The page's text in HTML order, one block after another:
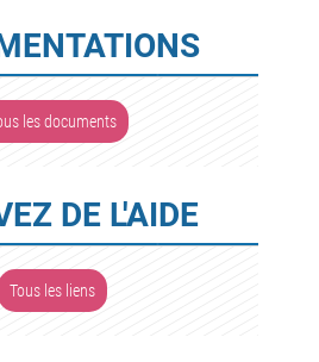
les documents
DE L'AIDE
Tous les liens